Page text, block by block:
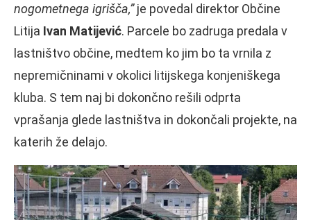
nogometnega igrišča,”je povedal direktor Občine
Litija Ivan Matijević. Parcele bo zadruga predala v
lastništvo občine, medtem ko jim bo ta vrnila z
nepremičninami v okolici litijskega konjeniškega
kluba. S tem naj bi dokončno rešili odprta
vprašanja glede lastništva in dokončali projekte, na
katerih že delajo.